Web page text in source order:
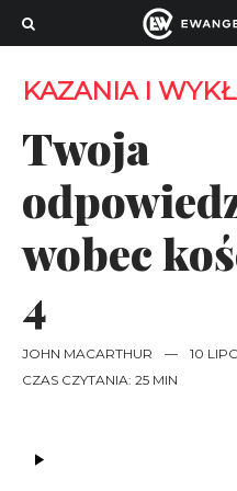
KAZANIA I
Twoja
wobec
4
JOHN MACARTHUR — 10
CZAS CZYTANIA: 25 MIN